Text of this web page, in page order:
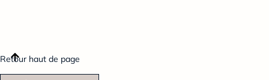
Retour haut de page